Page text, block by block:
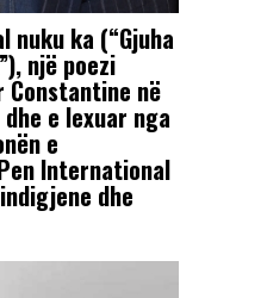
nuku ka (“Gjuha
një poezi
në
e lexuar nga
e
International
dhe